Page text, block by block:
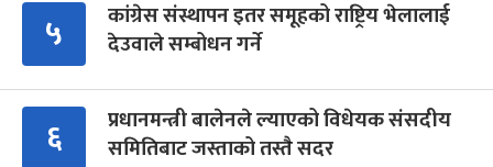
५
कांग्रेस संस्थापन इतर समूहको राष्ट्रिय भेलालाई
देउवाले सम्बोधन गर्ने
६
प्रधानमन्त्री बालेनले ल्याएको विधेयक संसदीय
समितिबाट जस्ताको तस्तै सदर